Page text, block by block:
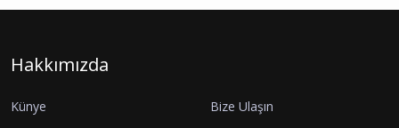
Hakkımızda
Künye Bize Ulaşın